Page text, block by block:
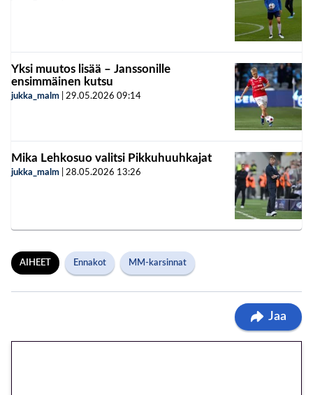
Yksi muutos lisää – Janssonille
ensimmäinen kutsu
jukka_malm 29.05.2026 09:14
Mika Lehkosuo valitsi Pikkuhuuhkajat
jukka_malm 28.05.2026 13:26
AIHEET Ennakot MM-karsinnat
Jaa